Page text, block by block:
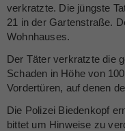
verkratzte. Die jüngste
21 in der Gartenstraße.
Wohnhauses.
Der Täter verkratzte die
Schaden in Höhe von
Vordertüren, auf denen
Die Polizei Biedenkopf
bittet um Hinweise zu